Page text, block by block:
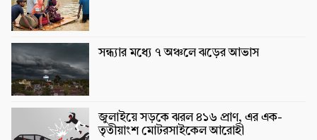
সন্ধ্যার মধ্যে ৭ অঞ্চলে ঝড়ের আভাস
জুলাইয়ে সড়কে ঝরল ৪১৬ প্রাণ, এর এক-
তৃতীয়াংশ মোটরসাইকেল আরোহী